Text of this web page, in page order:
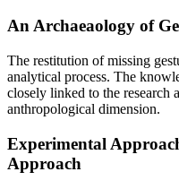
An Archaeaology of
The restitution of missing
analytical process. The
closely linked to the research
anthropological dimension.
Experimental
Approach